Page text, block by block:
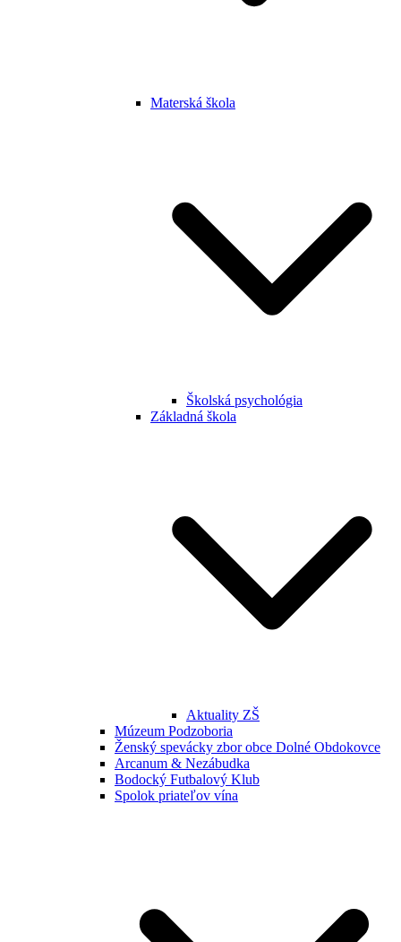
Materská škola
Školská psychológia
Základná škola
Aktuality ZŠ
Múzeum Podzoboria
Ženský spevácky zbor obce Dolné Obdokovce
Arcanum & Nezábudka
Bodocký Futbalový Klub
Spolok priateľov vína